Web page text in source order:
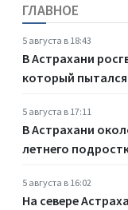
ГЛАВНОЕ
5 августа в 18:43
В Астрахани
который
5 августа в 17:11
В Астрахани
летнего
5 августа в 16:02
На севере